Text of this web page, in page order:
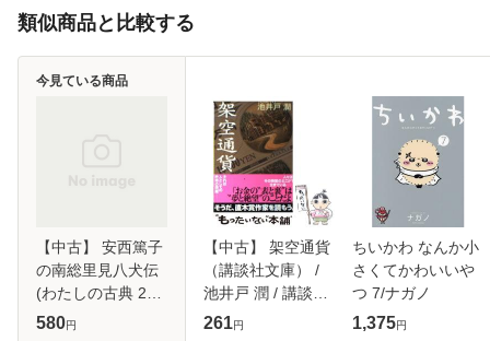
類似商品と比較する
【中古】 安西篤子
の南総里見八犬伝
(わたしの古典 21)
/ 安西篤子 / 集英社
580円
今見ている商品
【中古】 架空通貨
（講談社文庫） /
池井戸 潤 / 講談社
[文庫]【メール便送
261円
ちいかわ なんか小
さくてかわいいや
つ 7/ナガノ
1,375円